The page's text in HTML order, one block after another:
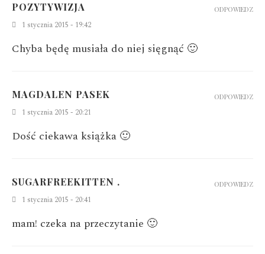
POZYTYWIZJA
1 stycznia 2015 - 19:42
Chyba będę musiała do niej sięgnąć 🙂
ODPOWIEDZ
MAGDALEN PASEK
1 stycznia 2015 - 20:21
Dość ciekawa książka 🙂
ODPOWIEDZ
SUGARFREEKITTEN .
1 stycznia 2015 - 20:41
mam! czeka na przeczytanie 🙂
ODPOWIEDZ